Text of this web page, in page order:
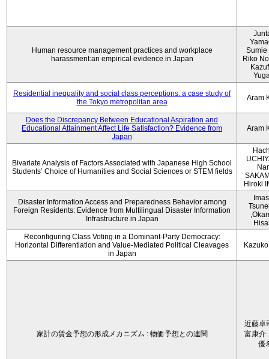
Human resource management practices and workplace
harassment:an empirical evidence in Japan
Sumie
Riko
Residential inequality and social class perceptions: a case study of
the Tokyo metropolitan area
Aram
Does the Discrepancy Between Educational Aspiration and
Educational Attainment Affect Life Satisfaction? Evidence from
Japan
Aram
Bivariate Analysis of Factors Associated with Japanese High School
Students’ Choice of Humanities and Social Sciences or STEM fields
Hiroki
Disaster Information Access and Preparedness Behavior among
Foreign Residents: Evidence from Multilingual Disaster Information
Infrastructure in Japan
Reconfiguring Class Voting in a Dominant-Party Democracy:
Horizontal Differentiation and Value-Mediated Political Cleavages
in Japan
家計の賃金予想の形成メカニズム : 物価予想との連関
近藤卓
富康介
優